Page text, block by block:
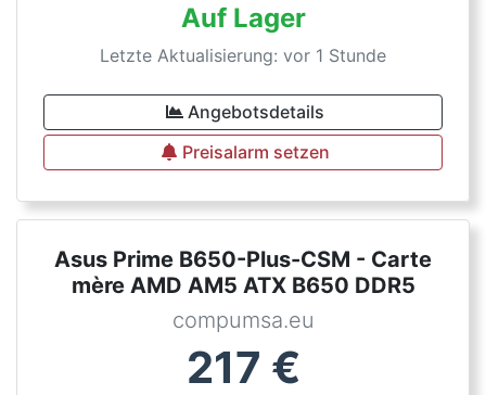
Auf Lager
Letzte Aktualisierung: vor 1 Stunde
Angebotsdetails
Preisalarm setzen
Asus Prime B650-Plus-CSM - Carte
mère AMD AM5 ATX B650 DDR5
compumsa.eu
217 €